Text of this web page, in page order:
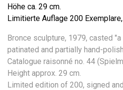
Höhe ca. 29 cm.
Limitierte Auflage 200
Bronce sculpture, 1979, casted "a
patinated and partially hand-
Catalogue raisonné no. 44
Height approx. 29 cm.
Limited edition of 200, signed